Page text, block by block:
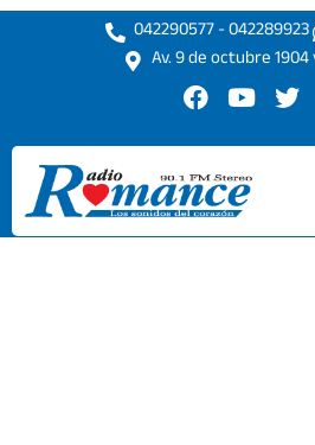
Ir
042290577 - 042289923
Av. 9 de octubre
F
c
e
b
o
o
Y
u
t
u
b
e
T
i
r